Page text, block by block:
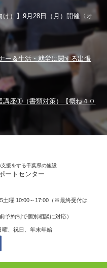
け）】9月28日（月）開催〈オ
ー＆生活・就労に関する出張
講座①（書類対策）【概ね４０
援をする千葉県の施設
ートセンター
土曜 10:00～17:00（※最終受付は
予約制で個別相談に対応）
曜、祝日、年末年始